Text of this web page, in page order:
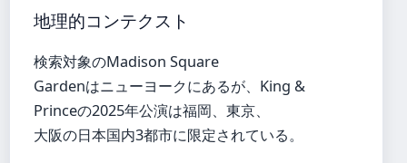
地理的コンテクスト
検索対象のMadison Square
Gardenはニューヨークにあるが、King &
Princeの2025年公演は福岡、東京、
大阪の日本国内3都市に限定されている。